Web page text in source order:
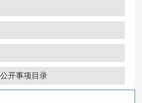
开事项目录
开年报